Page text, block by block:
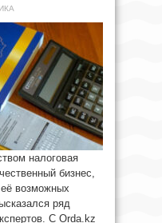
налоговая
бизнес,
возможных
ряд
С Orda.kz